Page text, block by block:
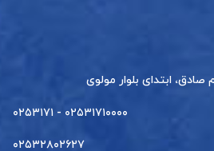
صادق، ابتدای بلوار مولوی
۰۲۵۳۱۷۱۰۰۰۰ - ۰۲۵۳۱۷۱
۰۲۵۳۲۸۰۲۶۲۷